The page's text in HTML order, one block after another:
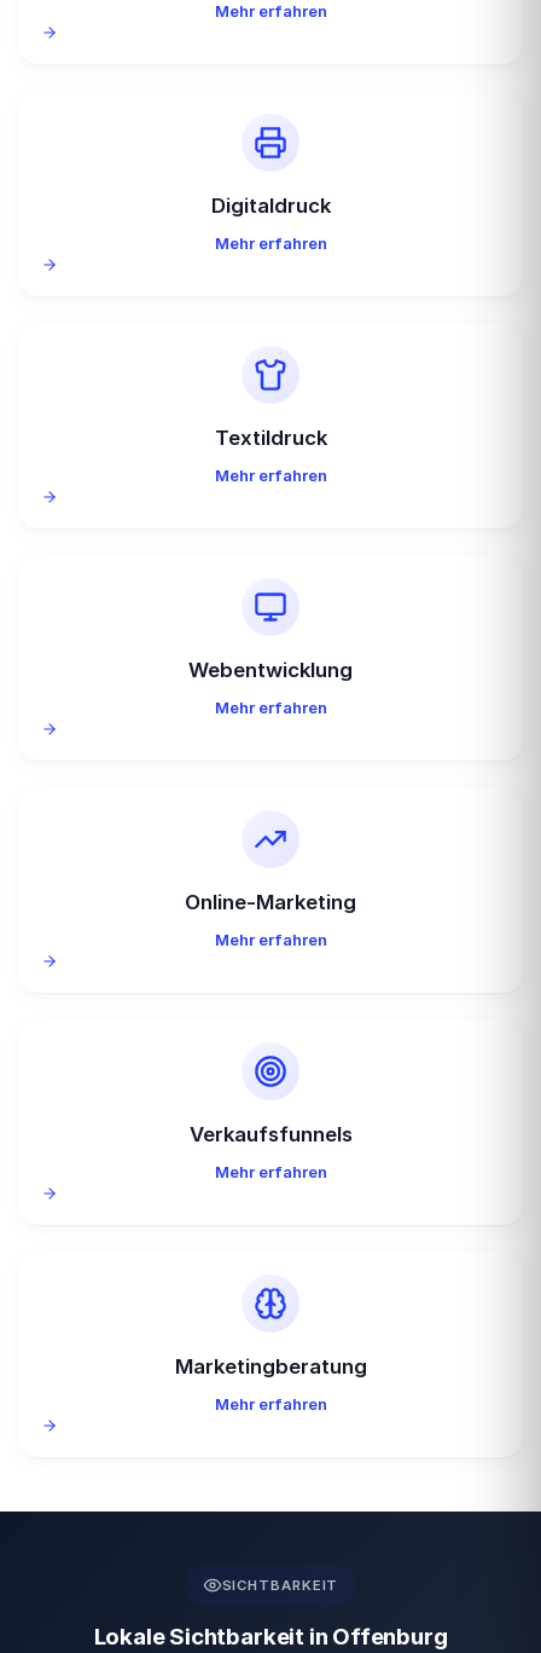
Mehr erfahren
Digitaldruck
Mehr erfahren
Textildruck
Mehr erfahren
Webentwicklung
Mehr erfahren
Online-Marketing
Mehr erfahren
Verkaufsfunnels
Mehr erfahren
Marketingberatung
Mehr erfahren
SICHTBARKEIT
Lokale Sichtbarkeit in Offenburg